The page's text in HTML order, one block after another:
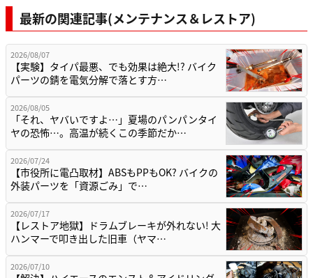
最新の関連記事(メンテナンス＆レストア)
2026/08/07
【実験】タイパ最悪、でも効果は絶大!? バイク
パーツの錆を電気分解で落とす方…
2026/08/05
「それ、ヤバいですよ…」夏場のパンパンタイ
ヤの恐怖…。高温が続くこの季節だか…
2026/07/24
【市役所に電凸取材】ABSもPPもOK? バイクの
外装パーツを「資源ごみ」で…
2026/07/17
【レストア地獄】ドラムブレーキが外れない! 大
ハンマーで叩き出した旧車（ヤマ…
2026/07/10